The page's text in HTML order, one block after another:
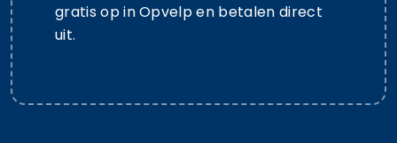
gratis op in Opvelp en betalen direct
uit.